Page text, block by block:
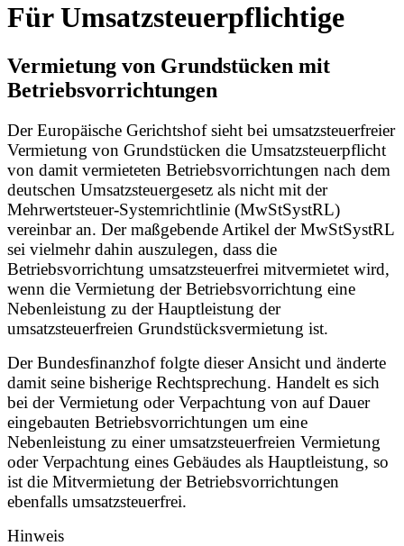
Für Umsatzsteuerpflichtige
Vermietung von Grundstücken mit
Betriebsvorrichtungen
Der Europäische Gerichtshof sieht bei umsatzsteuerfreier
Vermietung von Grundstücken die Umsatzsteuerpflicht
von damit vermieteten Betriebsvorrichtungen nach dem
deutschen Umsatzsteuergesetz als nicht mit der
Mehrwertsteuer-Systemrichtlinie (MwStSystRL)
vereinbar an. Der maßgebende Artikel der MwStSystRL
sei vielmehr dahin auszulegen, dass die
Betriebsvorrichtung umsatzsteuerfrei mitvermietet wird,
wenn die Vermietung der Betriebsvorrichtung eine
Nebenleistung zu der Hauptleistung der
umsatzsteuerfreien Grundstücksvermietung ist.
Der Bundesfinanzhof folgte dieser Ansicht und änderte
damit seine bisherige Rechtsprechung. Handelt es sich
bei der Vermietung oder Verpachtung von auf Dauer
eingebauten Betriebsvorrichtungen um eine
Nebenleistung zu einer umsatzsteuerfreien Vermietung
oder Verpachtung eines Gebäudes als Hauptleistung, so
ist die Mitvermietung der Betriebsvorrichtungen
ebenfalls umsatzsteuerfrei.
Hinweis